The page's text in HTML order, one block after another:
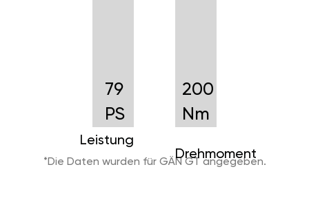
79
PS
Leistung
200
Nm
Drehmoment
*Die Daten wurden für GÄN GT angegeben.